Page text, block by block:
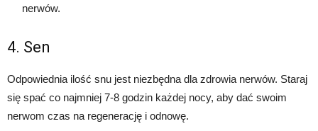
nerwów.
4. Sen
Odpowiednia ilość snu jest niezbędna dla zdrowia nerwów. Staraj
się spać co najmniej 7-8 godzin każdej nocy, aby dać swoim
nerwom czas na regenerację i odnowę.